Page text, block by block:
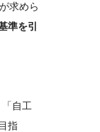
求めら
準を引
自工
指